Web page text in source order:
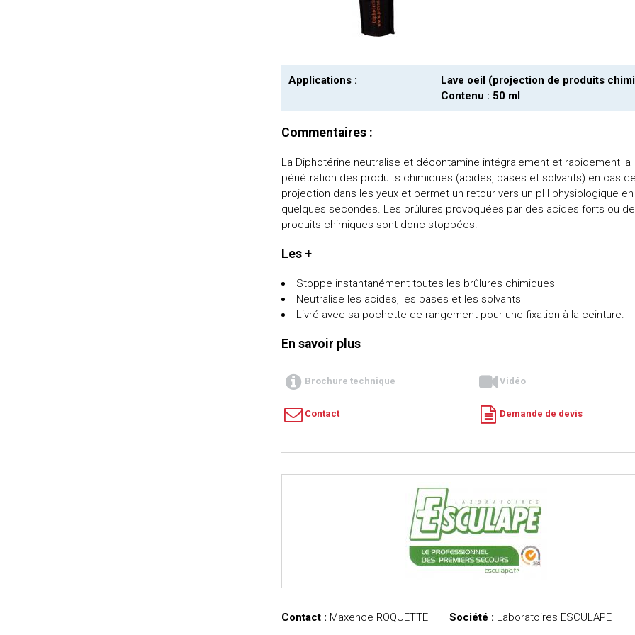
Applications :
Lave oeil (projection de produits
Contenu : 50 ml
Commentaires :
La Diphotérine neutralise et décontamine intégralement et rapidement la
pénétration des produits chimiques (acides, bases et solvants) en cas de
projection dans les yeux et permet un retour vers un pH physiologique en
quelques secondes. Les brûlures provoquées par des acides forts ou
produits chimiques sont donc stoppées.
Les +
Stoppe instantanément toutes les brûlures chimiques
Neutralise les acides, les bases et les solvants
Livré avec sa pochette de rangement pour une fixation à la ceinture.
En savoir plus
Brochure technique Vidéo
Contact Demande de devis
Contact : Maxence ROQUETTE Société : Laboratoires ESCULAPE